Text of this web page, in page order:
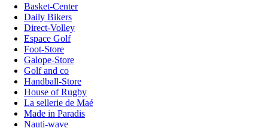
Basket-Center
Daily Bikers
Direct-Volley
Espace Golf
Foot-Store
Galope-Store
Golf and co
Handball-Store
House of Rugby
La sellerie de Maé
Made in Paradis
Nauti-wave